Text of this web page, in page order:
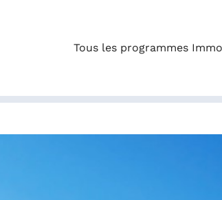
Tous les programmes